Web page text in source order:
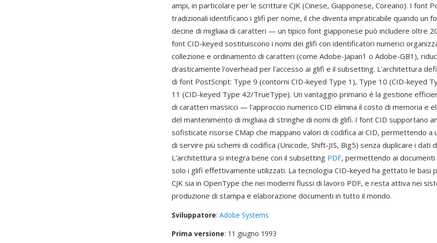
ampi, in particolare per le scritture CJK (Cinese, Giapponese, Coreano). I font
tradizionali identificano i glifi per nome, il che diventa impraticabile quando un
decine di migliaia di caratteri — un tipico font giapponese può includere oltre
font CID-keyed sostituiscono i nomi dei glifi con identificatori numerici
collezione e ordinamento di caratteri (come Adobe-Japan1 o Adobe-GB1),
drasticamente l'overhead per l'accesso ai glifi e il subsetting. L'architettura
di font PostScript: Type 9 (contorni CID-keyed Type 1), Type 10 (CID-keyed
11 (CID-keyed Type 42/TrueType). Un vantaggio primario è la gestione
di caratteri massicci — l'approccio numerico CID elimina il costo di memoria e
del mantenimento di migliaia di stringhe di nomi di glifi. I font CID supportano
sofisticate risorse CMap che mappano valori di codifica ai CID, permettendo a
di servire più schemi di codifica (Unicode, Shift-JIS, Big5) senza duplicare i dati
L'architettura si integra bene con il subsetting PDF, permettendo ai
solo i glifi effettivamente utilizzati. La tecnologia CID-keyed ha gettato le basi
CJK sia in OpenType che nei moderni flussi di lavoro PDF, e resta attiva nei
produzione di stampa e elaborazione documenti in tutto il mondo.
Sviluppatore: Adobe Systems
Prima versione: 11 giugno 1993